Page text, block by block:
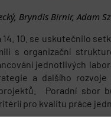
Bryndis Birnir, Adam
14. 10. se uskutečnilo
s organizační
jednotlivých
a dalšího
Poradní sbor
pro kvalitu práce